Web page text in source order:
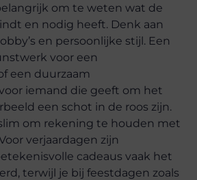
om te weten wat de
en nodig heeft. Denk aan
en persoonlijke stijl. Een
voor een
een duurzaam
iemand die geeft om het
een schot in de roos zijn.
om rekening te houden met
verjaardagen zijn
cadeaus vaak het
terwijl je bij feestdagen zoals